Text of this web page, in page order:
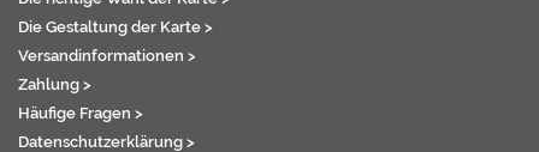
Die Gestaltung der Karte >
Versandinformationen >
Zahlung >
Häufige Fragen >
Datenschutzerklärung >